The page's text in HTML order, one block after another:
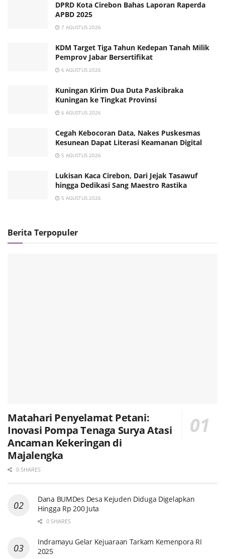
DPRD Kota Cirebon Bahas Laporan Raperda
APBD 2025
7 AGUSTUS 2026
KDM Target Tiga Tahun Kedepan Tanah Milik
Pemprov Jabar Bersertifikat
6 AGUSTUS 2026
Kuningan Kirim Dua Duta Paskibraka
Kuningan ke Tingkat Provinsi
6 AGUSTUS 2026
Cegah Kebocoran Data, Nakes Puskesmas
Kesunean Dapat Literasi Keamanan Digital
5 AGUSTUS 2026
Lukisan Kaca Cirebon, Dari Jejak Tasawuf
hingga Dedikasi Sang Maestro Rastika
5 AGUSTUS 2026
Berita Terpopuler
Matahari Penyelamat Petani:
Inovasi Pompa Tenaga Surya Atasi
Ancaman Kekeringan di
Majalengka
0 SHARES
Dana BUMDes Desa Kejuden Diduga Digelapkan
Hingga Rp 200 Juta
0 SHARES
Indramayu Gelar Kejuaraan Tarkam Kemenpora RI
2025